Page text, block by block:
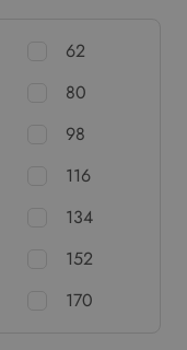
62
80
98
116
134
152
170